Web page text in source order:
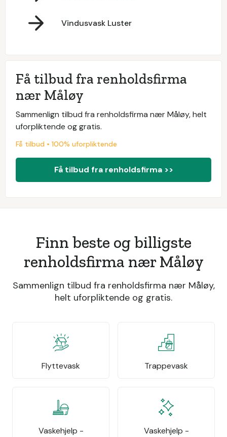
Vindusvask Luster
Få tilbud fra renholdsfirma
nær Måløy
Sammenlign tilbud fra renholdsfirma nær Måløy, helt
uforpliktende og gratis.
Få tilbud • 100% uforpliktende
Få tilbud fra renholdsfirma >>
Finn beste og billigste
renholdsfirma nær Måløy
Sammenlign tilbud fra renholdsfirma nær Måløy,
helt uforpliktende og gratis.
Flyttevask Trappevask
Vaskehjelp -
Vaskehjelp -